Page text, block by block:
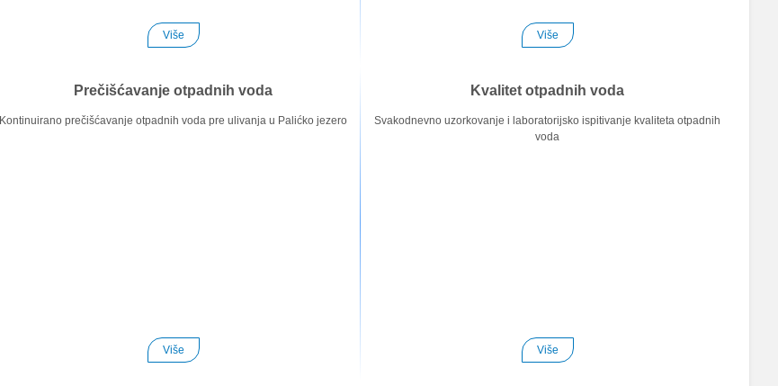
Više Više
Prečišćavanje otpadnih voda
Kontinuirano prečišćavanje otpadnih voda pre ulivanja u Palićko jezero
Više
Kvalitet otpadnih voda
Svakodnevno uzorkovanje i laboratorijsko ispitivanje kvaliteta otpadnih
voda
Više